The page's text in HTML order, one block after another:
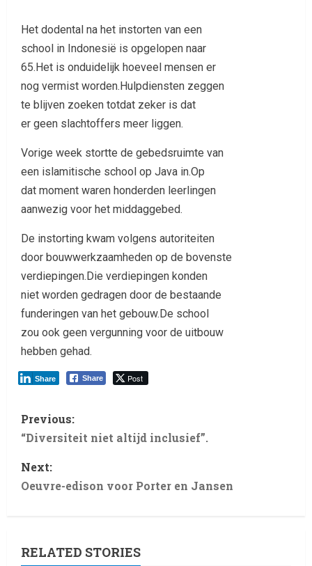
Het dodental na het instorten van een
school in Indonesië is opgelopen naar
65.Het is onduidelijk hoeveel mensen er
nog vermist worden.Hulpdiensten zeggen
te blijven zoeken totdat zeker is dat
er geen slachtoffers meer liggen.
Vorige week stortte de gebedsruimte van
een islamitische school op Java in.Op
dat moment waren honderden leerlingen
aanwezig voor het middaggebed.
De instorting kwam volgens autoriteiten
door bouwwerkzaamheden op de bovenste
verdiepingen.Die verdiepingen konden
niet worden gedragen door de bestaande
funderingen van het gebouw.De school
zou ook geen vergunning voor de uitbouw
hebben gehad.
Share Post
Share
Previous:
“Diversiteit niet altijd inclusief”.
Next:
Oeuvre-edison voor Porter en Jansen
RELATED STORIES